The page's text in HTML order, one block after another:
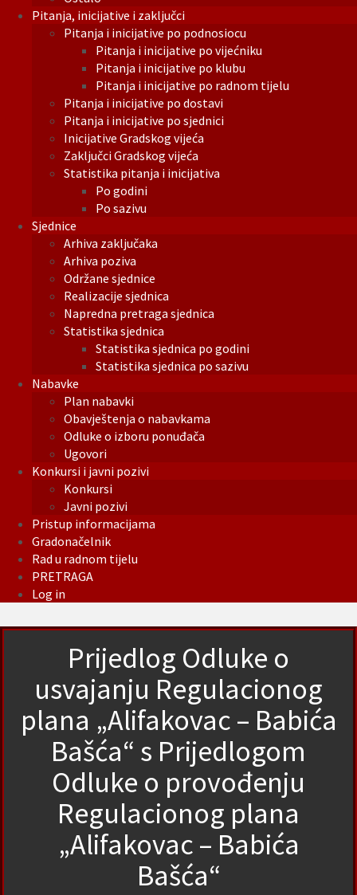
Pitanja, inicijative i zaključci
Pitanja i inicijative po podnosiocu
Pitanja i inicijative po vijećniku
Pitanja i inicijative po klubu
Pitanja i inicijative po radnom tijelu
Pitanja i inicijative po dostavi
Pitanja i inicijative po sjednici
Inicijative Gradskog vijeća
Zaključci Gradskog vijeća
Statistika pitanja i inicijativa
Po godini
Po sazivu
Sjednice
Arhiva zaključaka
Arhiva poziva
Održane sjednice
Realizacije sjednica
Napredna pretraga sjednica
Statistika sjednica
Statistika sjednica po godini
Statistika sjednica po sazivu
Nabavke
Plan nabavki
Obavještenja o nabavkama
Odluke o izboru ponuđača
Ugovori
Konkursi i javni pozivi
Konkursi
Javni pozivi
Pristup informacijama
Gradonačelnik
Rad u radnom tijelu
PRETRAGA
Log in
Prijedlog Odluke o
usvajanju Regulacionog
plana „Alifakovac – Babića
Bašća“ s Prijedlogom
Odluke o provođenju
Regulacionog plana
„Alifakovac – Babića
Bašća“